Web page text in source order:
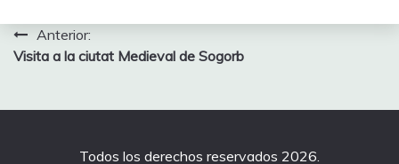
Navegación
de
entradas
Anterior:
Visita a la ciutat Medieval de Sogorb
Todos los derechos reservados 2026.